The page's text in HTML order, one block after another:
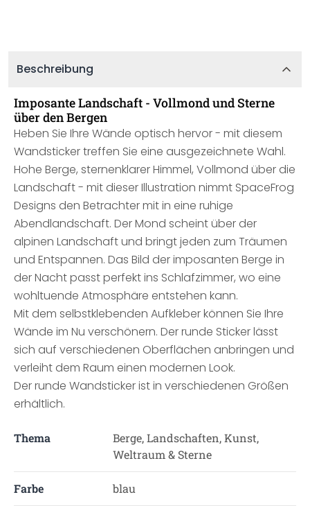
Beschreibung
Imposante Landschaft - Vollmond und Sterne
über den Bergen
Heben Sie Ihre Wände optisch hervor - mit diesem
Wandsticker treffen Sie eine ausgezeichnete Wahl.
Hohe Berge, sternenklarer Himmel, Vollmond über die
Landschaft - mit dieser Illustration nimmt SpaceFrog
Designs den Betrachter mit in eine ruhige
Abendlandschaft. Der Mond scheint über der
alpinen Landschaft und bringt jeden zum Träumen
und Entspannen. Das Bild der imposanten Berge in
der Nacht passt perfekt ins Schlafzimmer, wo eine
wohltuende Atmosphäre entstehen kann.
Mit dem selbstklebenden Aufkleber können Sie Ihre
Wände im Nu verschönern. Der runde Sticker lässt
sich auf verschiedenen Oberflächen anbringen und
verleiht dem Raum einen modernen Look.
Der runde Wandsticker ist in verschiedenen Größen
erhältlich.
Thema
Berge, Landschaften, Kunst,
Weltraum & Sterne
Farbe blau